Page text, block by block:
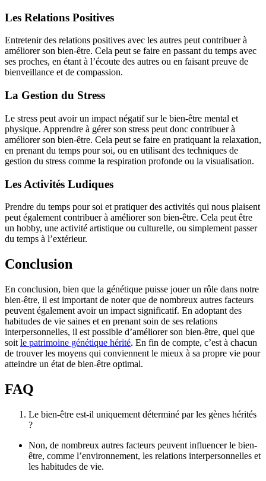
Les Relations Positives
Entretenir des relations positives avec les autres peut contribuer à
améliorer son bien-être. Cela peut se faire en passant du temps avec
ses proches, en étant à l’écoute des autres ou en faisant preuve de
bienveillance et de compassion.
La Gestion du Stress
Le stress peut avoir un impact négatif sur le bien-être mental et
physique. Apprendre à gérer son stress peut donc contribuer à
améliorer son bien-être. Cela peut se faire en pratiquant la relaxation,
en prenant du temps pour soi, ou en utilisant des techniques de
gestion du stress comme la respiration profonde ou la visualisation.
Les Activités Ludiques
Prendre du temps pour soi et pratiquer des activités qui nous plaisent
peut également contribuer à améliorer son bien-être. Cela peut être
un hobby, une activité artistique ou culturelle, ou simplement passer
du temps à l’extérieur.
Conclusion
En conclusion, bien que la génétique puisse jouer un rôle dans notre
bien-être, il est important de noter que de nombreux autres facteurs
peuvent également avoir un impact significatif. En adoptant des
habitudes de vie saines et en prenant soin de ses relations
interpersonnelles, il est possible d’améliorer son bien-être, quel que
soit le patrimoine génétique hérité. En fin de compte, c’est à chacun
de trouver les moyens qui conviennent le mieux à sa propre vie pour
atteindre un état de bien-être optimal.
FAQ
Le bien-être est-il uniquement déterminé par les gènes hérités
?
Non, de nombreux autres facteurs peuvent influencer le bien-
être, comme l’environnement, les relations interpersonnelles et
les habitudes de vie.